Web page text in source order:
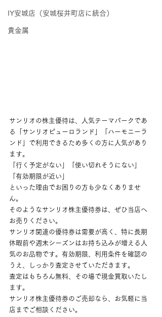
IY安城店（安城桜井町店に統合）
貴金属
サンリオの株主優待は、人気テーマパークであ
る「サンリオピューロランド」「ハーモニーラ
ンド」で利用できるため多くの方に人気があり
ます。
「行く予定がない」「使い切れそうにない」
「有効期限が近い」
といった理由でお困りの方も少なくありませ
ん。
そのようなサンリオ株主優待券は、ぜひ当店へ
お売りください。
サンリオ関連の優待券は需要が高く、特に長期
休暇前や週末シーズンはお持ち込みが増える人
気のお品物です。有効期限、利用条件を確認の
うえ、しっかり査定させていただきます。
査定はもちろん無料、その場で現金買取いたし
ます。
サンリオ株主優待券のご売却なら、お気軽に当
店までご相談ください。